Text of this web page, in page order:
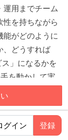
グイン 登録
）
間
災・健康・厚
喫煙可能室設
運用までチーム
を持ちながら
能がどのように
、どうすれば
」になるかを
を動かして実
盤を元に、幅広
迅速に開発し展
デジタルトラン